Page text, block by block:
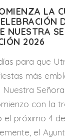
LA
NUESTRA
2026
para que
más
con la
el próximo 4
el